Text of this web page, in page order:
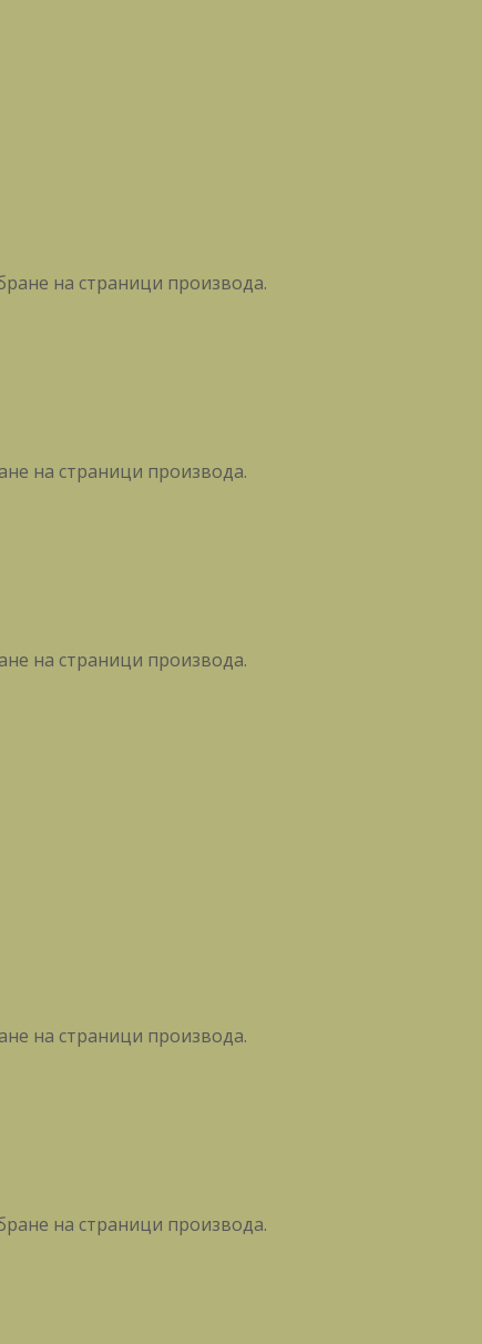
на страници производа.
на страници производа.
на страници производа.
на страници производа.
на страници производа.